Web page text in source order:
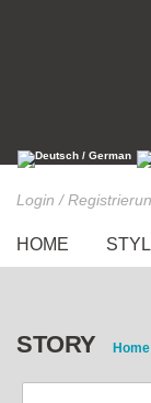
Login /
HOME
STORY Home